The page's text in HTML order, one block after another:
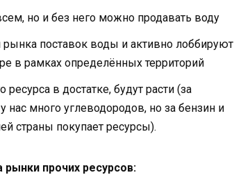
но и без него можно продавать воду
поставок воды и активно лоббируют
в рамках определённых территорий
в достатке, будут расти (за
нас много углеводородов, но за бензин и
страны покупает ресурсы).
прочих ресурсов: